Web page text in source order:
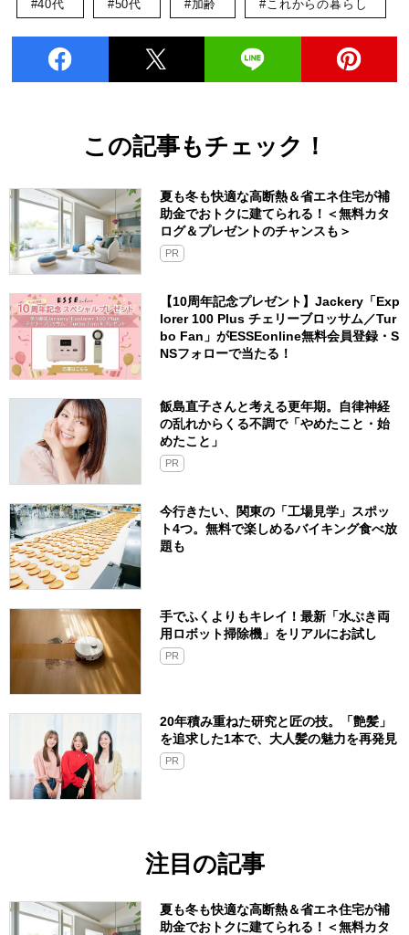
#40代 #50代 #加齢 #これからの暮らし
この記事もチェック！
夏も冬も快適な高断熱＆省エネ住宅が補
助金でおトクに建てられる！＜無料カタ
ログ＆プレゼントのチャンスも＞
PR
【10周年記念プレゼント】Jackery「Exp
lorer 100 Plus チェリーブロッサム／Tur
bo Fan」がESSEonline無料会員登録・S
NSフォローで当たる！
飯島直子さんと考える更年期。自律神経
の乱れからくる不調で「やめたこと・始
めたこと」
PR
今行きたい、関東の「工場見学」スポッ
ト4つ。無料で楽しめるバイキング食べ放
題も
手でふくよりもキレイ！最新「水ぶき両
用ロボット掃除機」をリアルにお試し
PR
20年積み重ねた研究と匠の技。「艶髪」
を追求した1本で、大人髪の魅力を再発見
PR
注目の記事
夏も冬も快適な高断熱＆省エネ住宅が補
助金でおトクに建てられる！＜無料カタ